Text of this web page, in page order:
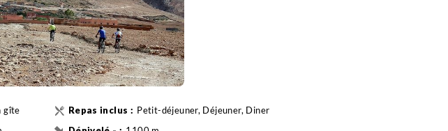
gîte
Petit-déjeuner, Déjeuner, Diner